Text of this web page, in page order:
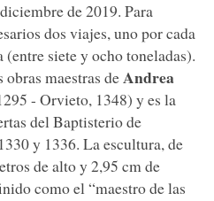
de 2019. Para
dos viajes, uno por cada
(entre siete y ocho toneladas).
obras maestras deAndrea
- Orvieto, 1348) y es la
del Baptisterio de
y 1336. La escultura, de
de alto y 2,95 cm de
como el “maestro de las